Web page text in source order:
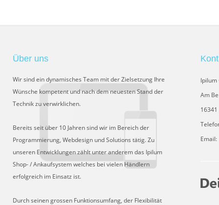
Über uns
Wir sind ein dynamisches Team mit der Zielsetzung Ihre
Wünsche kompetent und nach dem neuesten Stand der
Technik zu verwirklichen.
Bereits seit über 10 Jahren sind wir im Bereich der
Programmierung, Webdesign und Solutions tätig. Zu
unseren Entwicklungen zählt unter anderem das Ipilum
Shop- / Ankaufsystem welches bei vielen Händlern
erfolgreich im Einsatz ist.
Durch seinen grossen Funktionsumfang, der Flexibilität
Ipilum
Am